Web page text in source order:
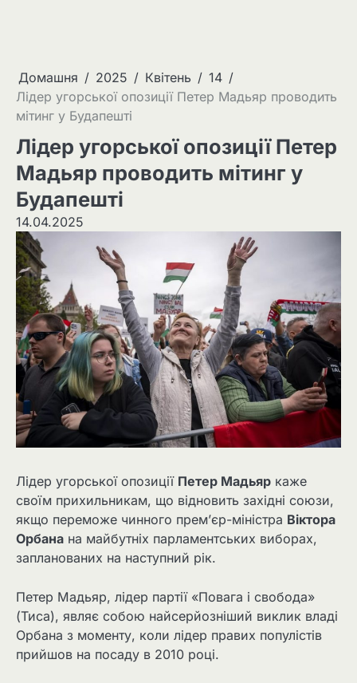
Домашня 2025 Квітень
14
Лідер угорської опозиції Петер Мадьяр проводить
мітинг у Будапешті
Лідер угорської опозиції Петер
Мадьяр проводить мітинг у
Будапешті
14.04.2025
Лідер угорської опозиції Петер Мадьяр каже
своїм прихильникам, що відновить західні союзи,
якщо переможе чинного прем’єр-міністра Віктора
Орбана на майбутніх парламентських виборах,
запланованих на наступний рік.
Петер Мадьяр, лідер партії «Повага і свобода»
(Тиса), являє собою найсерйозніший виклик владі
Орбана з моменту, коли лідер правих популістів
прийшов на посаду в 2010 році.